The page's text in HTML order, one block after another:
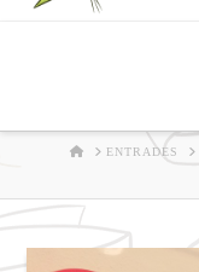
HOMEENTRADES